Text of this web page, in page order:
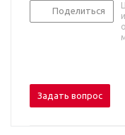
Поделиться
Задать вопрос